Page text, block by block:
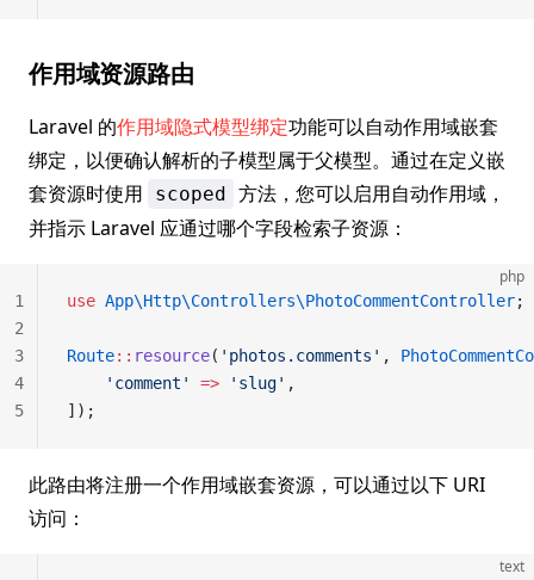
作用域资源路由
Laravel 的作用域隐式模型绑定功能可以自动作用域嵌套
绑定，以便确认解析的子模型属于父模型。通过在定义嵌
套资源时使用
scoped 方法，您可以启用自动作用域，
并指示 Laravel 应通过哪个字段检索子资源：
php
use App\Http\Controllers\PhotoCommentController;
Route:: resource( 'photos.comments' ,
    'comment'
=> 'slug' ,
]);
1
2
3
4
5
此路由将注册一个作用域嵌套资源，可以通过以下 URI
访问：
text